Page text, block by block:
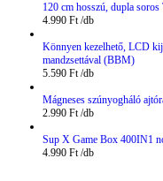
120 cm hosszú, dupla
4.990 Ft
Könnyen kezelhető, LCD
mandzsettával (BBM)
5.590 Ft
Mágneses szúnyogháló
2.990 Ft
Sup X Game Box 400IN1
4.990 Ft